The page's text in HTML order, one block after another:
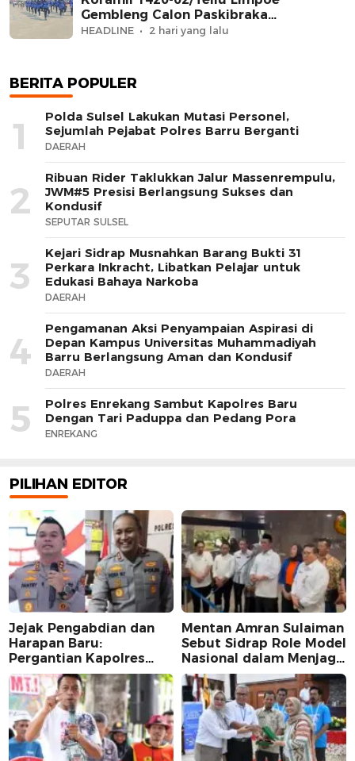
Gembleng Calon Paskibraka
Kecamatan
HEADLINE 2 hari yang lalu
BERITA POPULER
1
Polda Sulsel Lakukan Mutasi Personel,
Sejumlah Pejabat Polres Barru Berganti
DAERAH
2
Ribuan Rider Taklukkan Jalur Massenrempulu,
JWM#5 Presisi Berlangsung Sukses dan
Kondusif
SEPUTAR SULSEL
3
Kejari Sidrap Musnahkan Barang Bukti 31
Perkara Inkracht, Libatkan Pelajar untuk
Edukasi Bahaya Narkoba
DAERAH
4
Pengamanan Aksi Penyampaian Aspirasi di
Depan Kampus Universitas Muhammadiyah
Barru Berlangsung Aman dan Kondusif
DAERAH
5
Polres Enrekang Sambut Kapolres Baru
Dengan Tari Paduppa dan Pedang Pora
ENREKANG
PILIHAN EDITOR
Jejak Pengabdian dan
Harapan Baru:
Pergantian Kapolres
Sidrap dalam Perspektif
Karier Dua Perwira
Mentan Amran Sulaiman
Sebut Sidrap Role Model
Nasional dalam Menjaga
Stabilitas Harga Telur